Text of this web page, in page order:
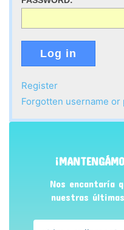
Log in
Register
Forgotten username or
Nos encantaría
nuestras